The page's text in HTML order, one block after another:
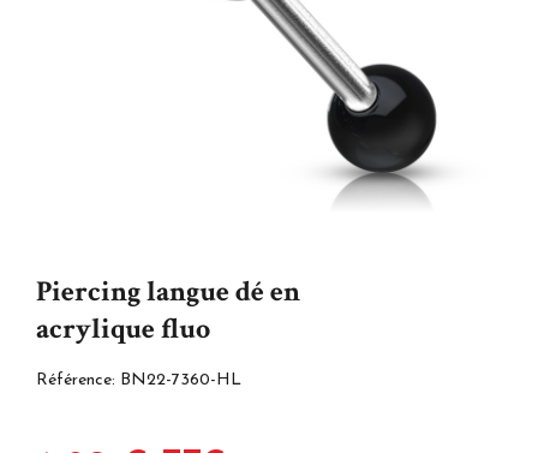
Piercing langue dé en
acrylique fluo
Référence: BN22-7360-HL